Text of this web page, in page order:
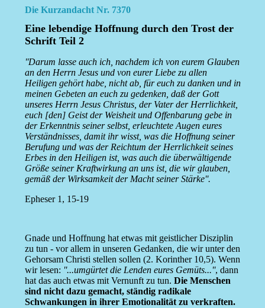
Die Kurzandacht Nr. 7370
Eine lebendige Hoffnung durch den Trost der
Schrift Teil 2
''Darum lasse auch ich, nachdem ich von eurem Glauben
an den Herrn Jesus und von eurer Liebe zu allen
Heiligen gehört habe, nicht ab, für euch zu danken und in
meinen Gebeten an euch zu gedenken, daß der Gott
unseres Herrn Jesus Christus, der Vater der Herrlichkeit,
euch [den] Geist der Weisheit und Offenbarung gebe in
der Erkenntnis seiner selbst, erleuchtete Augen eures
Verständnisses, damit ihr wisst, was die Hoffnung seiner
Berufung und was der Reichtum der Herrlichkeit seines
Erbes in den Heiligen ist, was auch die überwältigende
Größe seiner Kraftwirkung an uns ist, die wir glauben,
gemäß der Wirksamkeit der Macht seiner Stärke''.
Epheser 1, 15-19
Gnade und Hoffnung hat etwas mit geistlicher Disziplin
zu tun - vor allem in unseren Gedanken, die wir unter den
Gehorsam Christi stellen sollen (2. Korinther 10,5). Wenn
wir lesen: ''...umgürtet die Lenden eures Gemüts...'', dann
hat das auch etwas mit Vernunft zu tun. Die Menschen
sind nicht dazu gemacht, ständig radikale
Schwankungen in ihrer Emotionalität zu verkraften.